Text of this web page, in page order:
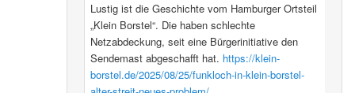
Lustig ist die Geschichte vom Hamburger Ortsteil
„Klein Borstel“. Die haben schlechte
Netzabdeckung, seit eine Bürgerinitiative den
Sendemast abgeschafft hat. https://klein-
borstel.de/2025/08/25/funkloch-in-klein-borstel-